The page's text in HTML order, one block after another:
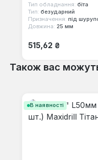
Тип обладнання: біта
Тип: безударний
Призначення: під
Довжина: 25 мм
Звичайна ціна:
515,62 ₴
Також вас
В наявності